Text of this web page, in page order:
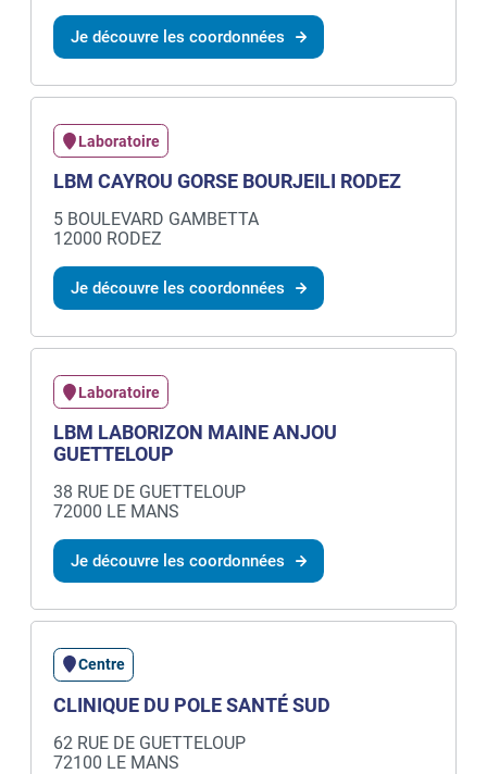
Je découvre les coordonnées
Laboratoire
LBM CAYROU GORSE BOURJEILI RODEZ
5 BOULEVARD GAMBETTA
12000 RODEZ
Je découvre les coordonnées
Laboratoire
LBM LABORIZON MAINE ANJOU
GUETTELOUP
38 RUE DE GUETTELOUP
72000 LE MANS
Je découvre les coordonnées
Centre
CLINIQUE DU POLE SANTÉ SUD
62 RUE DE GUETTELOUP
72100 LE MANS